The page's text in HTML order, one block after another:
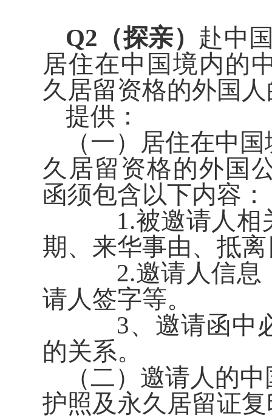
Q2（探亲） 赴中
居住在中国境内的
久居留资格的外国
提供：
（一）居住在中
久居留资格的外国
函须包含以下内容：
1.被邀请人
期、来华事由、抵
2.邀请人信息
请人签字等。
3、邀请函中
的关系。
（二）邀请人的
护照及永久居留证